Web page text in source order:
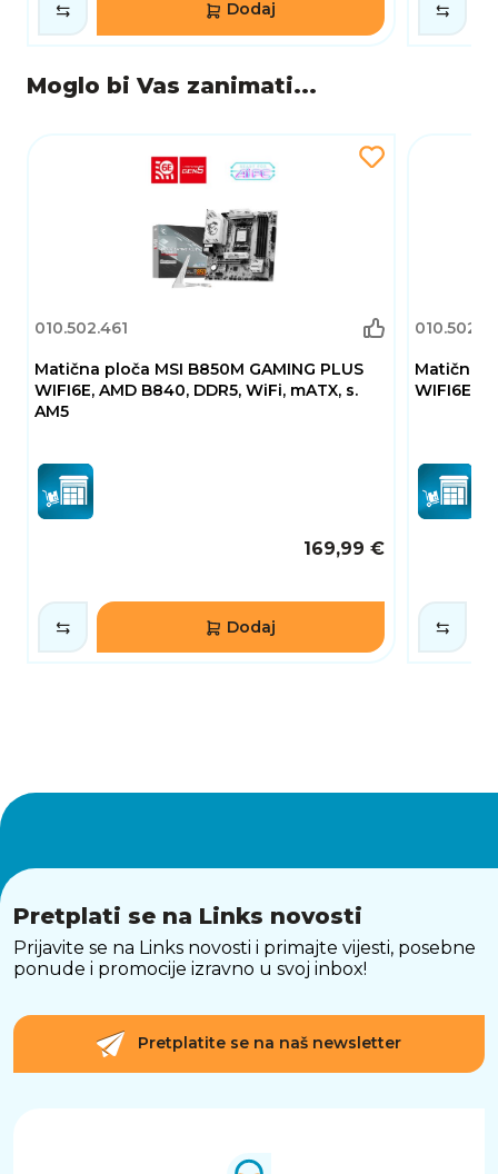
Dodaj
Moglo bi Vas zanimati...
010.502.461
Matična ploča MSI B850M GAMING PLUS
WIFI6E, AMD B840, DDR5, WiFi, mATX, s.
AM5
169,99 €
Dodaj
Matična
WIFI6E,
Pretplati se na Links novosti
Prijavite se na Links novosti i primajte vijesti, posebne
ponude i promocije izravno u svoj inbox!
Pretplatite se na naš newsletter